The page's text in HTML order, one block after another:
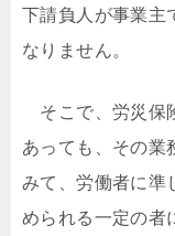
下請負人が事業主
なりません。
そこで、労災保
あっても、その業
みて、労働者に準
められる一定の者